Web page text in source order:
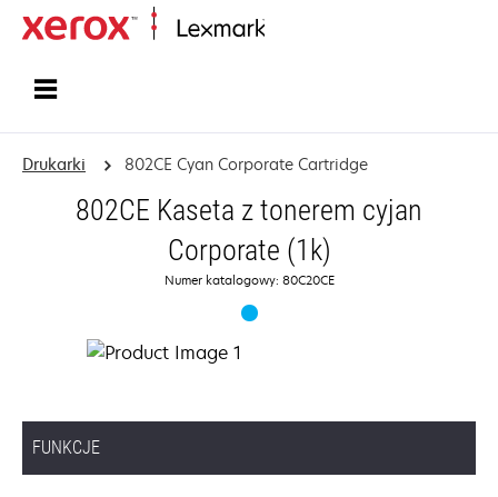
Drukarki 802CE Cyan Corporate Cartridge
802CE Kaseta z tonerem cyjan
Corporate (1k)
Numer katalogowy: 80C20CE
FUNKCJE